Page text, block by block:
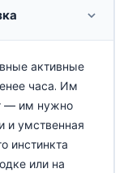
активные
часа. Им
— им нужно
и умственная
инстинкта
или на